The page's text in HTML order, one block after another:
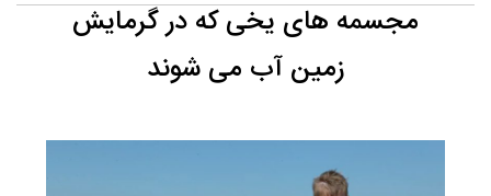
مجسمه های یخی که در گرمایش
زمین آب می شوند